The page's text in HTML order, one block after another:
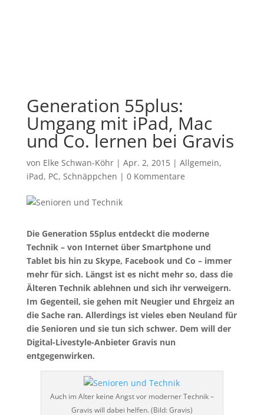
Generation 55plus:
Umgang mit iPad, Mac
und Co. lernen bei Gravis
von Elke Schwan-Köhr| Apr. 2, 2015| Allgemein,
iPad, PC, Schnäppchen | 0 Kommentare
Die Generation 55plus entdeckt die moderne
Technik – von Internet über Smartphone und
Tablet bis hin zu Skype, Facebook und Co – immer
mehr für sich. Längst ist es nicht mehr so, dass die
Älteren Technik ablehnen und sich ihr verweigern.
Im Gegenteil, sie gehen mit Neugier und Ehrgeiz an
die Sache ran. Allerdings ist vieles eben Neuland für
die Senioren und sie tun sich schwer. Dem will der
Digital-Livestyle-Anbieter Gravis nun
entgegenwirken.
Auch im Alter keine Angst vor moderner Technik –
Gravis will dabei helfen. (Bild: Gravis)